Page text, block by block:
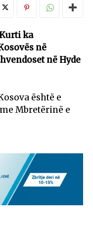
ka
në
në Hyde
është e
Mbretërinë e